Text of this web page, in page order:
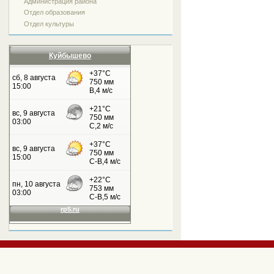
Отдел образования
Отдел культуры
Куйбышево